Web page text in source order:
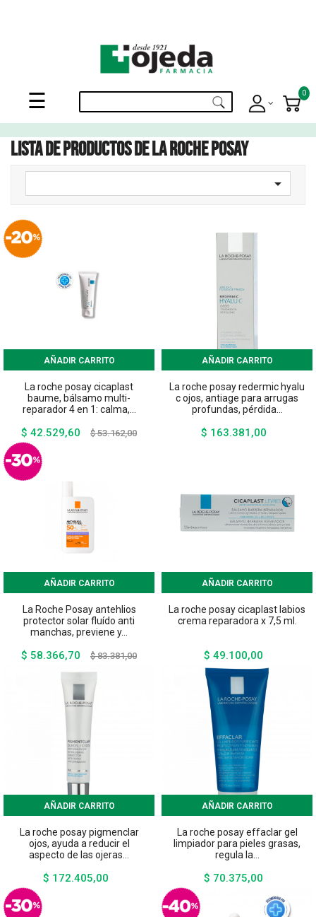
0
Navegación
de
palanca
☰
Lista de productos de La Roche Posay

AÑADIR CARRITO
La roche posay cicaplast
baume, bálsamo multi-
reparador 4 en 1: calma,...
$ 42.529,60
Precio
$ 53.162,00Precio
AÑADIR CARRITO
La roche posay redermic hyalu
c ojos, antiage para arrugas
profundas, pérdida...
$ 163.381,00
AÑADIR CARRITO
La Roche Posay antehlios
protector solar fluído anti
manchas, previene y...
$ 58.366,70
Precio
$ 83.381,00Precio
AÑADIR CARRITO
La roche posay cicaplast labios
crema reparadora x 7,5 ml.
$ 49.100,00
AÑADIR CARRITO
La roche posay pigmenclar
ojos, ayuda a reducir el
aspecto de las ojeras...
$ 172.405,00
AÑADIR CARRITO
La roche posay effaclar gel
limpiador para pieles grasas,
regula la...
$ 70.375,00